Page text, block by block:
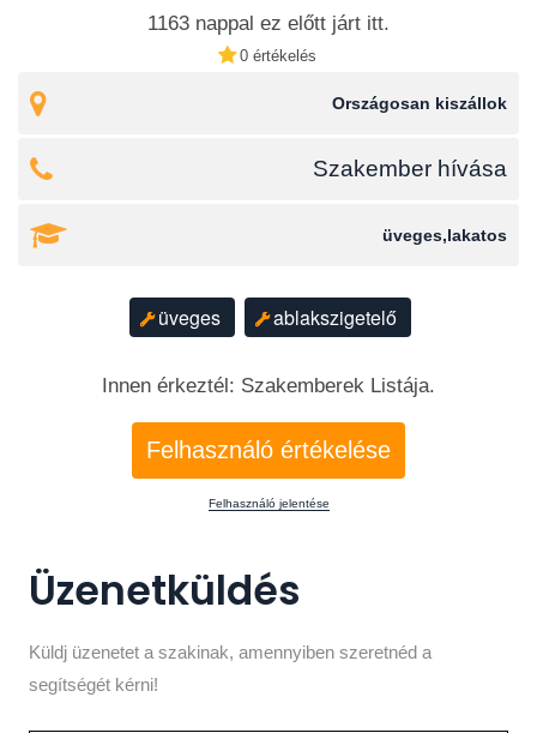
1163 nappal ez előtt járt itt.
0 értékelés
Országosan kiszállok
Szakember hívása
üveges,lakatos
üveges ablakszigetelő
Innen érkeztél: Szakemberek Listája.
Felhasználó értékelése
Felhasználó jelentése
Üzenetküldés
Küldj üzenetet a szakinak, amennyiben szeretnéd a
segítségét kérni!